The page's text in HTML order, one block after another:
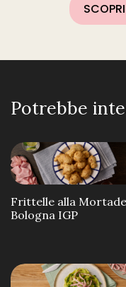
Potrebbe
Frittelle alla
Bologna IGP